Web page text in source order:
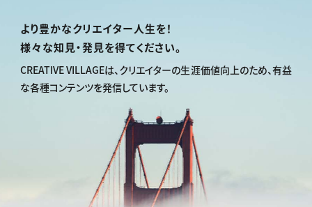
より豊かなクリエイター人生を！
様々な知見・発見を得てください。
CREATIVE VILLAGEは、クリエイターの生涯価値向上のため、有益
な各種コンテンツを発信しています。